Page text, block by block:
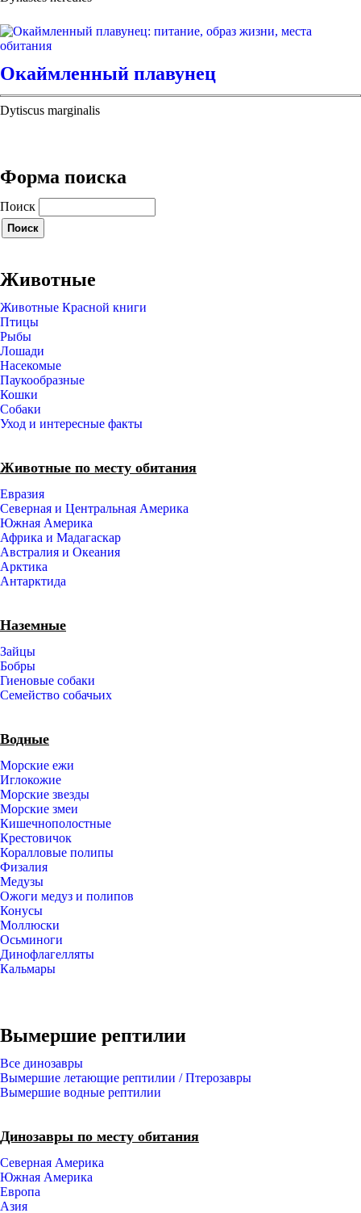
Окаймленный плавунец
Dytiscus marginalis
Форма поиска
Поиск
Животные
Животные Красной книги
Птицы
Рыбы
Лошади
Насекомые
Паукообразные
Кошки
Собаки
Уход и интересные факты
Животные по месту обитания
Евразия
Северная и Центральная Америка
Южная Америка
Африка и Мадагаскар
Австралия и Океания
Арктика
Антарктида
Наземные
Зайцы
Бобры
Гиеновые собаки
Семейство собачьих
Водные
Морские ежи
Иглокожие
Морские звезды
Морские змеи
Кишечнополостные
Крестовичок
Коралловые полипы
Физалия
Медузы
Ожоги медуз и полипов
Конусы
Моллюски
Осьминоги
Динофлагелляты
Кальмары
Вымершие рептилии
Все динозавры
Вымершие летающие рептилии / Птерозавры
Вымершие водные рептилии
Динозавры по месту обитания
Северная Америка
Южная Америка
Европа
Азия